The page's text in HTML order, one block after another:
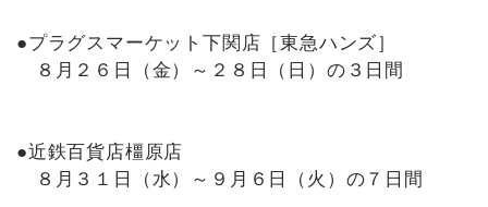
●プラグスマーケット下関店［東急ハンズ］
８月２６日（金）～２８日（日）の３日間
●近鉄百貨店橿原店
８月３１日（水）～９月６日（火）の７日間